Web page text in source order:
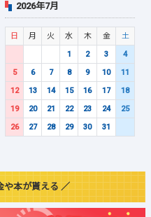
2026年7月
日 月 火 水 木 金
土
1
2 3
4
5
6 7 8 9 10
11
12
13 14 15 16 17
18
19
20 21 22 23 24
25
26
27 28 29 30 31
や本が貰える ／